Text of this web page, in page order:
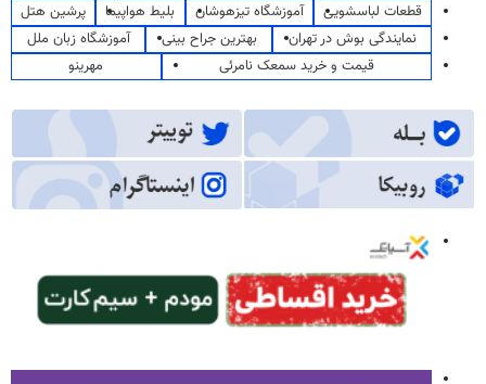
قطعات لباسشویی
آموزشگاه تیزهوشان بلیط هواپیما
پرشین هتل
نمایندگی بوش در تهران
بهترین جراح بینی
آموزشگاه زبان ملل
قیمت و خرید سمعک نامرئی
مهرینو